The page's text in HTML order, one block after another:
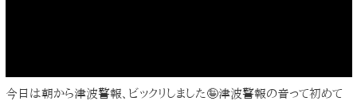
今日は朝から津波警報、ビックリしました🤪津波警報の音って初めて